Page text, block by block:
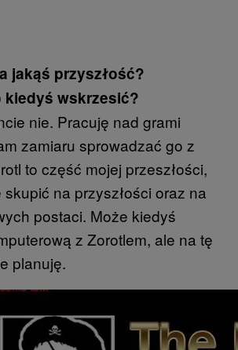
jakąś przyszłość?
kiedyś wskrzesić?
nie. Pracuję nad grami
zamiaru sprowadzać go z
to część mojej przeszłości,
na przyszłości oraz na
postaci. Może kiedyś
z Zorotlem, ale na tę
planuję.